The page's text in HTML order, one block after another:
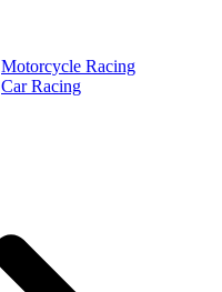
Motorcycle Racing
Car Racing